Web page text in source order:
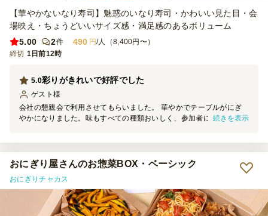
【華やかないなり寿司】魅惑のいなり寿司・かわいい見た目・会
場映え・ちょうどいいサイズ感・満足感のあるボリューム
5.00
2件 490 円/人（8,400円〜）
締切 1日前12時
彩りがきれいで好評でした
5.0
ゲスト 様
会社の懇親会で利用させてもらいました。 華やかでテーブルがにぎ
やかになりました。味もすべての種類おいしく、参加者にもとても好
続きを表示
おにぎり屋さんのお惣菜BOX・ベーシック
おにぎりチャカス